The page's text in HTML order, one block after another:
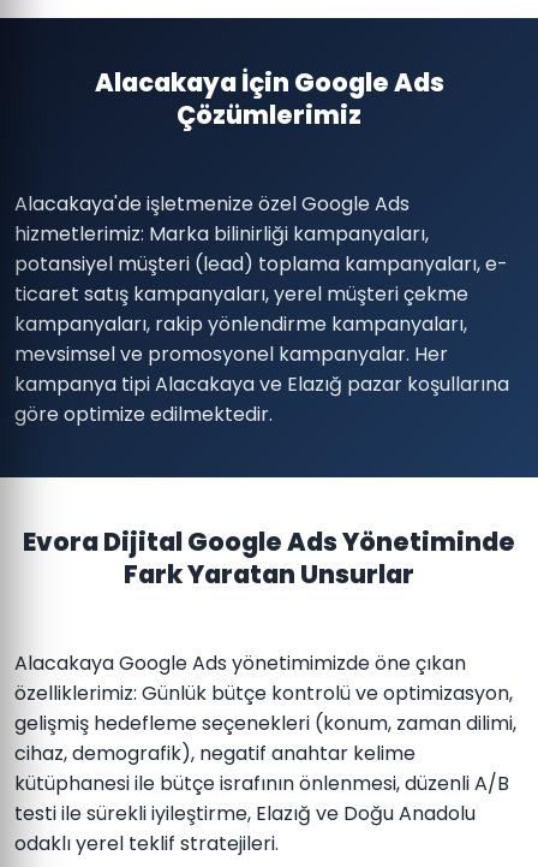
Alacakaya İçin Google Ads
Çözümlerimiz
Alacakaya'de işletmenize özel Google Ads
hizmetlerimiz: Marka bilinirliği kampanyaları,
potansiyel müşteri (lead) toplama kampanyaları, e-
ticaret satış kampanyaları, yerel müşteri çekme
kampanyaları, rakip yönlendirme kampanyaları,
mevsimsel ve promosyonel kampanyalar. Her
kampanya tipi Alacakaya ve Elazığ pazar koşullarına
göre optimize edilmektedir.
Evora Dijital Google Ads Yönetiminde
Fark Yaratan Unsurlar
Alacakaya Google Ads yönetimimizde öne çıkan
özelliklerimiz: Günlük bütçe kontrolü ve optimizasyon,
gelişmiş hedefleme seçenekleri (konum, zaman dilimi,
cihaz, demografik), negatif anahtar kelime
kütüphanesi ile bütçe israfının önlenmesi, düzenli A/B
testi ile sürekli iyileştirme, Elazığ ve Doğu Anadolu
odaklı yerel teklif stratejileri.